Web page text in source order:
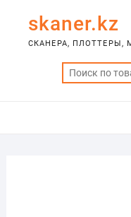
content
skaner.kz
СКАНЕРА, ПЛОТТЕРЫ,